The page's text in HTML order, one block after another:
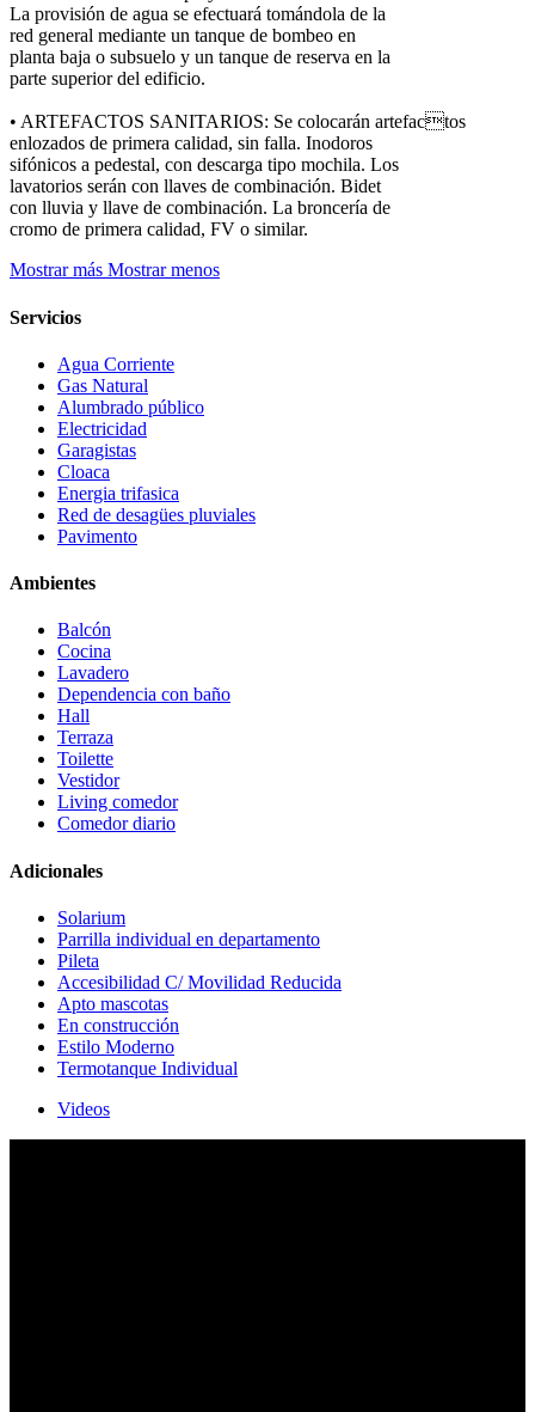
La provisión de agua se efectuará tomándola de la
red general mediante un tanque de bombeo en
planta baja o subsuelo y un tanque de reserva en la
parte superior del edificio.
• ARTEFACTOS SANITARIOS: Se colocarán artefactos
enlozados de primera calidad, sin falla. Inodoros
sifónicos a pedestal, con descarga tipo mochila. Los
lavatorios serán con llaves de combinación. Bidet
con lluvia y llave de combinación. La broncería de
cromo de primera calidad, FV o similar.
Mostrar más Mostrar menos
Servicios
Agua Corriente
Gas Natural
Alumbrado público
Electricidad
Garagistas
Cloaca
Energia trifasica
Red de desagües pluviales
Pavimento
Ambientes
Balcón
Cocina
Lavadero
Dependencia con baño
Hall
Terraza
Toilette
Vestidor
Living comedor
Comedor diario
Adicionales
Solarium
Parrilla individual en departamento
Pileta
Accesibilidad C/ Movilidad Reducida
Apto mascotas
En construcción
Estilo Moderno
Termotanque Individual
Videos